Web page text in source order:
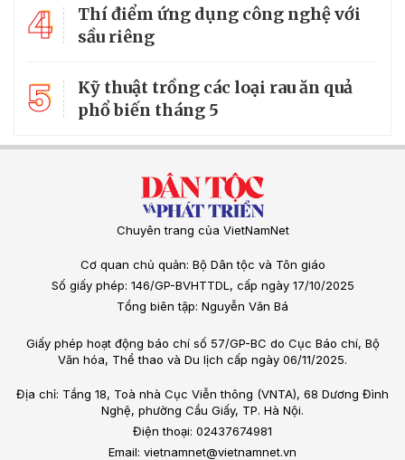
4
Thí điểm ứng dụng công nghệ với
sầu riêng
5
Kỹ thuật trồng các loại rau ăn quả
phổ biến tháng 5
Chuyên trang của VietNamNet
Cơ quan chủ quản: Bộ Dân tộc và Tôn giáo
Số giấy phép: 146/GP-BVHTTDL, cấp ngày 17/10/2025
Tổng biên tập: Nguyễn Văn Bá
Giấy phép hoạt động báo chí số 57/GP-BC do Cục Báo chí, Bộ
Văn hóa, Thể thao và Du lịch cấp ngày 06/11/2025.
Địa chỉ: Tầng 18, Toà nhà Cục Viễn thông (VNTA), 68 Dương Đình
Nghệ, phường Cầu Giấy, TP. Hà Nội.
Điện thoại: 02437674981
Email: vietnamnet@vietnamnet.vn